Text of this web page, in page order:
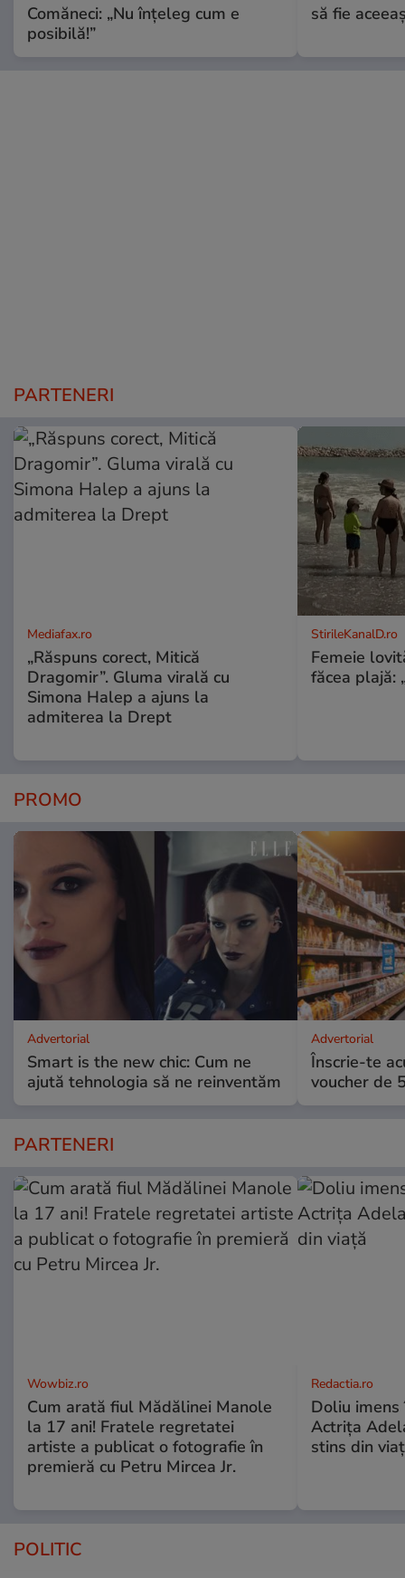
Comăneci: „Nu înțeleg cum e
posibilă!”
să fie
PARTENERI
Mediafax.ro
„Răspuns corect, Mitică
Dragomir”. Gluma virală cu
Simona Halep a ajuns la
admiterea la Drept
StirileKanalD.ro
Femeie
făcea plajă:
PROMO
Advertorial
Smart is the new chic: Cum ne
ajută tehnologia să ne reinventăm
Advertorial
Înscrie-te
voucher de
PARTENERI
Wowbiz.ro
Cum arată fiul Mădălinei Manole
la 17 ani! Fratele regretatei
artiste a publicat o fotografie în
premieră cu Petru Mircea Jr.
Redactia.ro
Doliu
Actrița
stins din
POLITIC